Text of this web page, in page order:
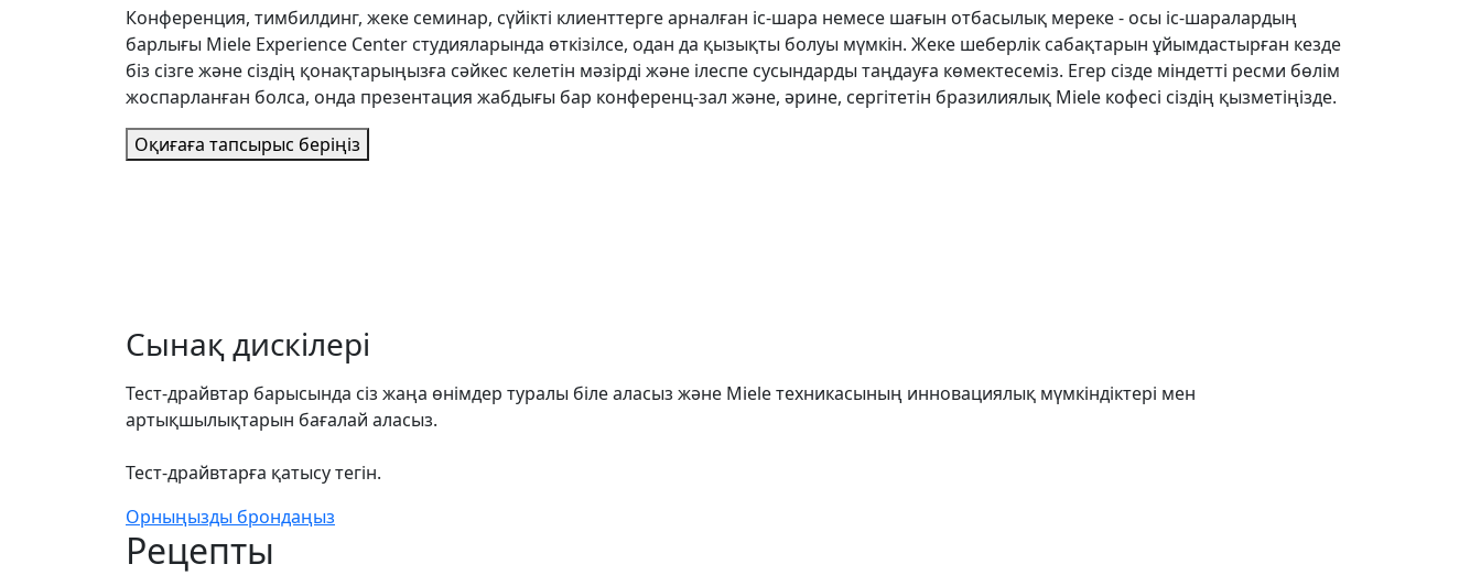
Конференция, тимбилдинг, жеке семинар, сүйікті клиенттерге арналған іс-шара немесе шағын отбасылық мереке - осы іс-шаралардың
барлығы Miele Experience Center студияларында өткізілсе, одан да қызықты болуы мүмкін. Жеке шеберлік сабақтарын ұйымдастырған кезде
біз сізге және сіздің қонақтарыңызға сәйкес келетін мәзірді және ілеспе сусындарды таңдауға көмектесеміз. Егер сізде міндетті ресми бөлім
жоспарланған болса, онда презентация жабдығы бар конференц-зал және, әрине, сергітетін бразилиялық Miele кофесі сіздің қызметіңізде.
Оқиғаға тапсырыс беріңіз
Сынақ дискілері
Тест-драйвтар барысында сіз жаңа өнімдер туралы біле аласыз және Miele техникасының инновациялық мүмкіндіктері мен
артықшылықтарын бағалай аласыз.
Тест-драйвтарға қатысу тегін.
Орныңызды брондаңыз
Рецепты